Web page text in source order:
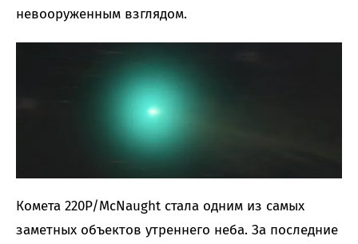
невооруженным взглядом.
Комета 220P/McNaught стала одним из самых
заметных объектов утреннего неба. За последние